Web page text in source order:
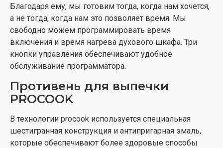
Благодаря ему, мы готовим тогда, когда нам хочется,
а не тогда, когда нам это позволяет время. Мы
свободно можем программировать время
включения и время нагрева духового шкафа. Три
кнопки управления обеспечивают удобное
обслуживание программатора.
Противень для выпечки
PROCOOK
В технологии procook используется специальная
шестигранная конструкция и антипригарная эмаль,
которые обеспечивают более здоровые способы